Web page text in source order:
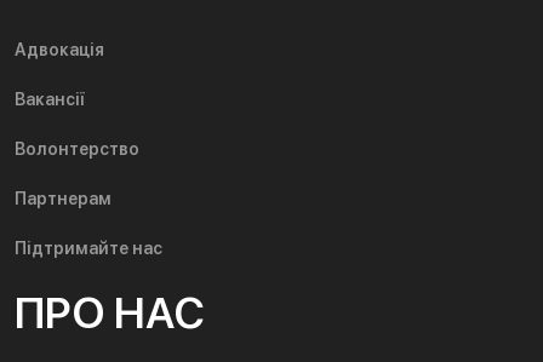
Адвокація
Вакансії
Волонтерство
Партнерам
Підтримайте нас
ПРО НАС